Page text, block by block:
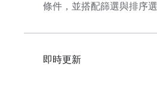
條件，並搭配篩選與排序選
即時更新